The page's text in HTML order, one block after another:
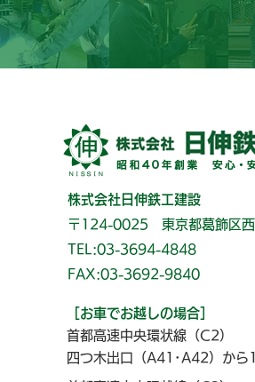
株式会社日伸鉄工建設
〒124-0025 東京都葛飾区
TEL:03-3694-4848
FAX:03-3692-9840
［お車でお越しの場合］
首都高速中央環状線（C2）
四つ木出口（A41･A42）から